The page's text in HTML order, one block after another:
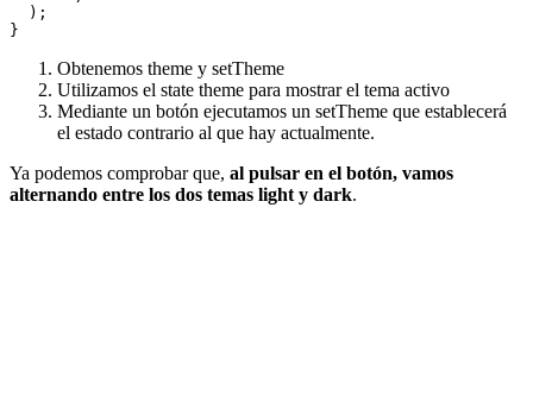
  );
Obtenemos theme y setTheme
Utilizamos el state theme para mostrar el tema activo
Mediante un botón ejecutamos un setTheme que establecerá
el estado contrario al que hay actualmente.
Ya podemos comprobar que, al pulsar en el botón, vamos
alternando entre los dos temas light y dark.